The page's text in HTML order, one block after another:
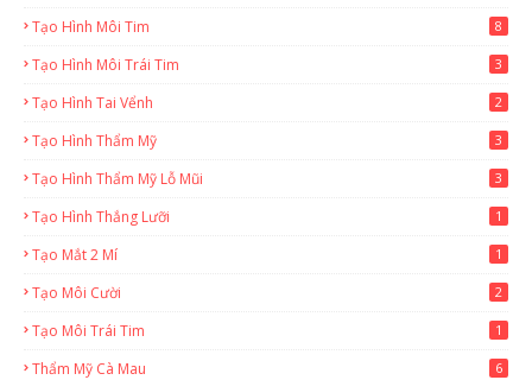
Tạo Hình Môi Tim 8
Tạo Hình Môi Trái Tim 3
Tạo Hình Tai Vểnh 2
Tạo Hình Thẩm Mỹ 3
Tạo Hình Thẩm Mỹ Lỗ Mũi 3
Tạo Hình Thắng Lưỡi 1
Tạo Mắt 2 Mí 1
Tạo Môi Cười 2
Tạo Môi Trái Tim 1
Thẩm Mỹ Cà Mau 6